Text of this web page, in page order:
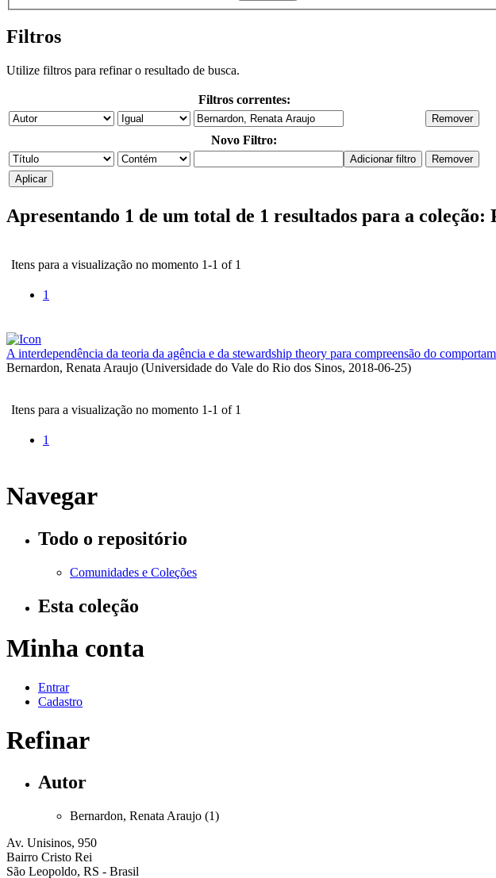
Filtros
Utilize filtros para refinar o resultado de busca.
Filtros correntes:
Novo Filtro:
Apresentando 1 de um total de 1 resultados para a
Itens para a visualização no momento 1-1 of 1
1
A interdependência da teoria da agência e da stewardship theory para compreensão do
Bernardon, Renata Araujo (Universidade do Vale do Rio dos Sinos, 2018-06-25)
Itens para a visualização no momento 1-1 of 1
1
Navegar
Todo o repositório
Comunidades e Coleções
Esta coleção
Minha conta
Entrar
Cadastro
Refinar
Autor
Bernardon, Renata Araujo (1)
Av. Unisinos, 950
Bairro Cristo Rei
São Leopoldo, RS - Brasil